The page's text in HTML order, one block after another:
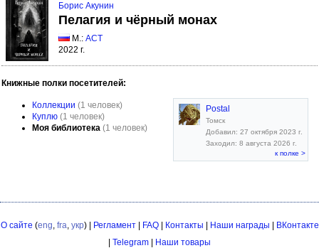
Борис Акунин
Пелагия и чёрный монах
М.: АСТ
2022 г.
Книжные полки посетителей:
Коллекции (1 человек)
Куплю (1 человек)
Моя библиотека (1 человек)
Postal
Томск
Добавил: 27 октября 2023 г.
Заходил: 8 августа 2026 г.
к полке >
О сайте (eng, fra, укр) | Регламент| FAQ| Контакты Наши награды
ВКонтакте
Telegram Наши товары